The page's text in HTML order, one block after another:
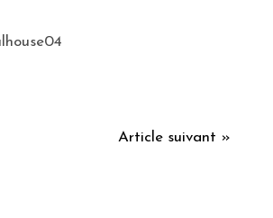
Article suivant »